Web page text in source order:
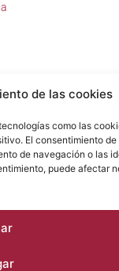
de las cookies
como las
El consentimiento
de navegación o las
puede afectar